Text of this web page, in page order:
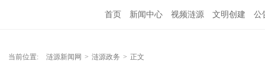
首页 新闻中心 视频涟源 文明创建 公
当前位置: 涟源新闻网 > 涟源政务 > 正文